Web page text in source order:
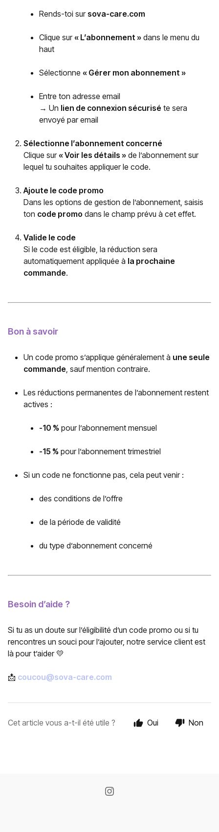
Rends-toi sur sova-care.com
Clique sur« L’abonnement » dans le menu du
haut
Sélectionne « Gérer mon abonnement »
Entre ton adresse email
→ Un lien de connexion sécurisé te sera
envoyé par email
Sélectionne l’abonnement concerné
Clique sur« Voir les détails » de l’abonnement sur
lequel tu souhaites appliquer le code.
Ajoute le code promo
Dans les options de gestion de l’abonnement, saisis
ton code promo dans le champ prévu à cet effet.
Valide le code
Si le code est éligible, la réduction sera
automatiquement appliquée à la prochaine
commande.
Bon à savoir
Un code promo s’applique généralement à une seule
commande, sauf mention contraire.
Les réductions permanentes de l’abonnement restent
actives :
-10 % pour l’abonnement mensuel
-15 % pour l’abonnement trimestriel
Si un code ne fonctionne pas, cela peut venir :
des conditions de l’offre
de la période de validité
du type d’abonnement concerné
Besoin d’aide ?
Si tu as un doute sur l’éligibilité d’un code promo ou si tu
rencontres un souci pour l’ajouter, notre service client est
là pour t’aider 💛
📩 coucou@sova-care.com
Cet article vous a-t-il été utile ? Oui Non